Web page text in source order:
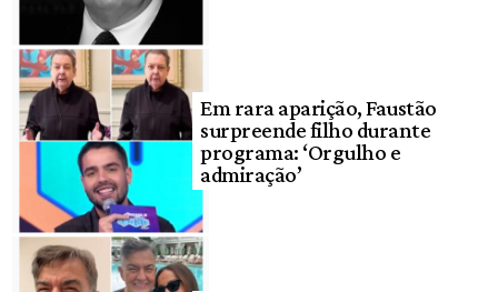
Em rara aparição, Faustão
surpreende filho durante
programa: ‘Orgulho e
admiração’